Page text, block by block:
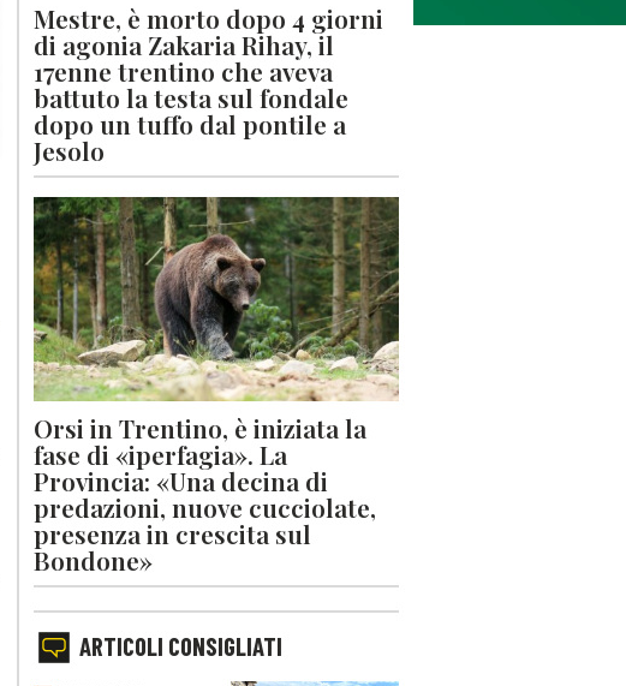
Mestre, è morto dopo 4 giorni
di agonia Zakaria Rihay, il
17enne trentino che aveva
battuto la testa sul fondale
dopo un tuffo dal pontile a
Jesolo
Orsi in Trentino, è iniziata la
fase di «iperfagia». La
Provincia: «Una decina di
predazioni, nuove cucciolate,
presenza in crescita sul
Bondone»
ARTICOLI CONSIGLIATI